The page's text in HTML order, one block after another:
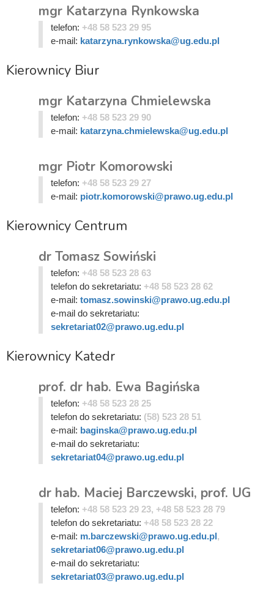
mgr Katarzyna Rynkowska
telefon: +48 58 523 29 95
e-mail: katarzyna.rynkowska@ug.edu.pl
Kierownicy Biur
mgr Katarzyna Chmielewska
telefon: +48 58 523 29 90
e-mail: katarzyna.chmielewska@ug.edu.pl
mgr Piotr Komorowski
telefon: +48 58 523 29 27
e-mail: piotr.komorowski@prawo.ug.edu.pl
Kierownicy Centrum
dr Tomasz Sowiński
telefon: +48 58 523 28 63
telefon do sekretariatu: +48 58 523 28 62
e-mail: tomasz.sowinski@prawo.ug.edu.pl
e-mail do sekretariatu:
sekretariat02@prawo.ug.edu.pl
Kierownicy Katedr
prof. dr hab. Ewa Bagińska
telefon: +48 58 523 28 25
telefon do sekretariatu: (58) 523 28 51
e-mail: baginska@prawo.ug.edu.pl
e-mail do sekretariatu:
sekretariat04@prawo.ug.edu.pl
dr hab. Maciej Barczewski, prof. UG
telefon: +48 58 523 29 23, +48 58 523 28 79
telefon do sekretariatu: +48 58 523 28 22
e-mail: m.barczewski@prawo.ug.edu.pl,
sekretariat06@prawo.ug.edu.pl
e-mail do sekretariatu:
sekretariat03@prawo.ug.edu.pl